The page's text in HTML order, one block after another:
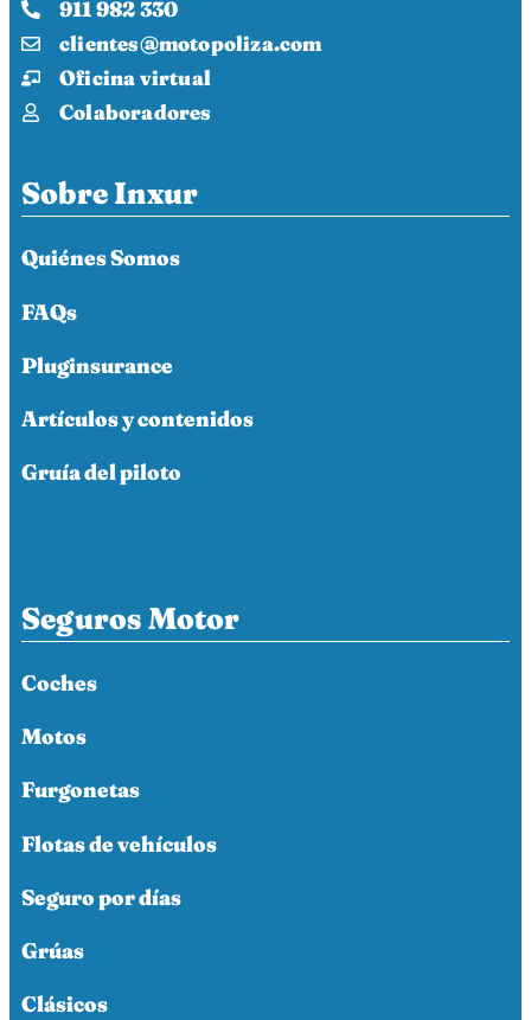
911 982 330
clientes@motopoliza.com
Oficina virtual
Colaboradores
Sobre Inxur
Quiénes Somos
FAQs
Pluginsurance
Artículos y contenidos
Gruía del piloto
Seguros Motor
Coches
Motos
Furgonetas
Flotas de vehículos
Seguro por días
Grúas
Clásicos